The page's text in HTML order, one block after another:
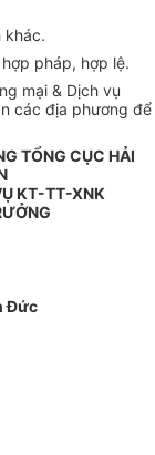
khác.
pháp, hợp lệ.
mại & Dịch vụ
các địa phương để
TỔNG CỤC HẢI
KT-TT-XNK
Đức